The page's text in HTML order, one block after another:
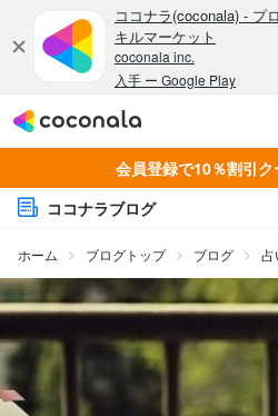
会員登録で10％割引ク
ココナラブログ
ホーム ブログトップ ブログ 占